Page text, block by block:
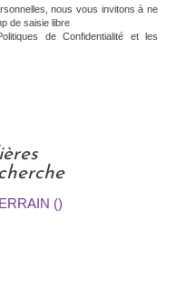
nous vous invitons à ne
de saisie libre
de Confidentialité et les
()